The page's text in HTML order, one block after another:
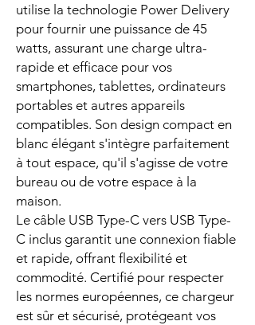
utilise la technologie Power Delivery
pour fournir une puissance de 45
watts, assurant une charge ultra-
rapide et efficace pour vos
smartphones, tablettes, ordinateurs
portables et autres appareils
compatibles. Son design compact en
blanc élégant s'intègre parfaitement
à tout espace, qu'il s'agisse de votre
bureau ou de votre espace à la
maison.
Le câble USB Type-C vers USB Type-
C inclus garantit une connexion fiable
et rapide, offrant flexibilité et
commodité. Certifié pour respecter
les normes européennes, ce chargeur
est sûr et sécurisé, protégeant vos